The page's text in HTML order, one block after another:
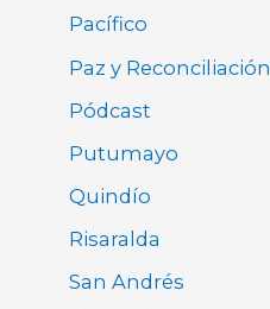
Pacífico
Paz y Reconciliación
Pódcast
Putumayo
Quindío
Risaralda
San Andrés